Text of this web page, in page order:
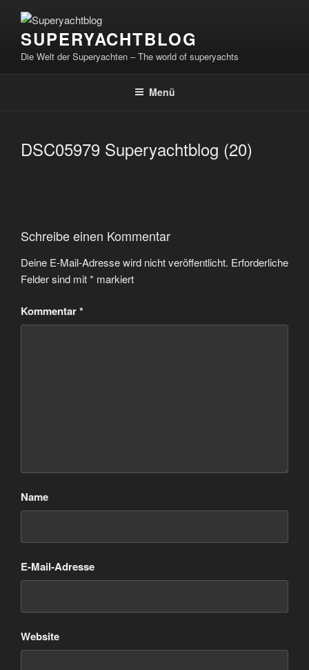
Inhalt
springenSUPERYACHTBLOG
Die Welt der Superyachten – The world of superyachts
Menü
DSC05979 Superyachtblog (20)
Schreibe einen Kommentar
Deine E-Mail-Adresse wird nicht veröffentlicht. Erforderliche
Felder sind mit* markiert
Kommentar*
Name
E-Mail-Adresse
Website